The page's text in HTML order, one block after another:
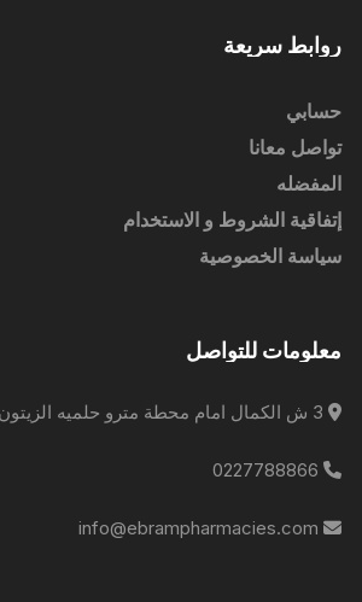
روابط سريعة
حسابي
تواصل معانا
المفضله
إتفاقية الشروط و الاستخدام
سياسة الخصوصية
معلومات للتواصل